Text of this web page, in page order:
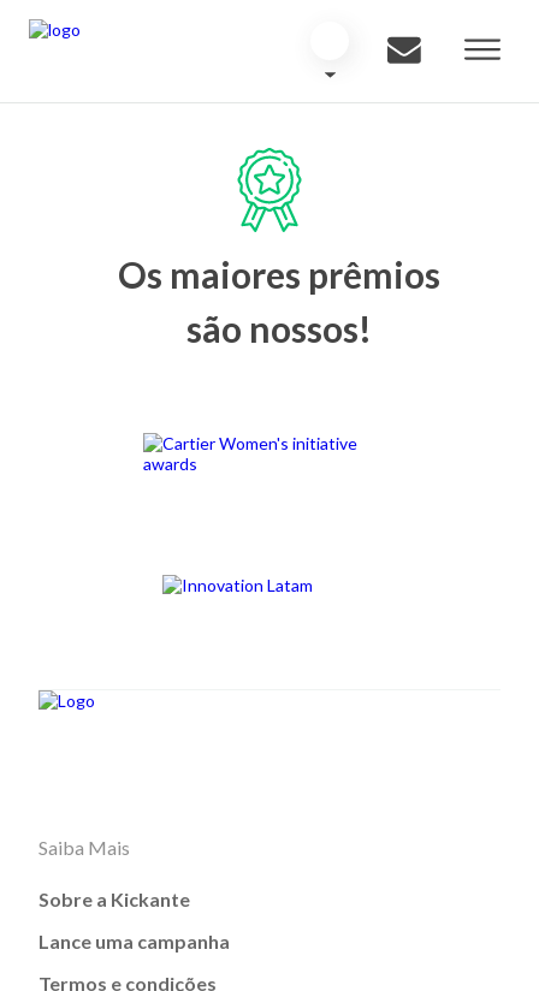
Os maiores prêmios
são nossos!
Saiba Mais
Sobre a Kickante
Lance uma campanha
Termos e condições